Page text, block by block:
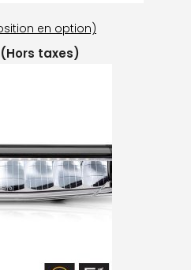
en option)
(Hors taxes)